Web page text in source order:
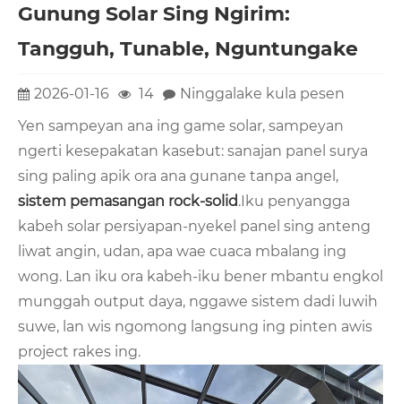
Gunung Solar Sing Ngirim:
Tangguh, Tunable, Nguntungake
2026-01-16 14
Ninggalake kula pesen
Yen sampeyan ana ing game solar, sampeyan
ngerti kesepakatan kasebut: sanajan panel surya
sing paling apik ora ana gunane tanpa angel,
sistem pemasangan rock-solid.Iku penyangga
kabeh solar persiyapan-nyekel panel sing anteng
liwat angin, udan, apa wae cuaca mbalang ing
wong. Lan iku ora kabeh-iku bener mbantu engkol
munggah output daya, nggawe sistem dadi luwih
suwe, lan wis ngomong langsung ing pinten awis
project rakes ing.